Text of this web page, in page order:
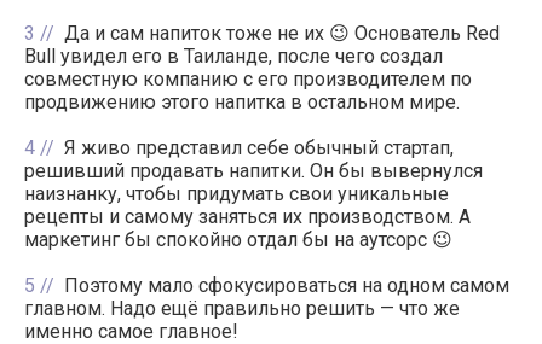
3
Да и сам напиток тоже не их 😉 Основатель Red
Bull увидел его в Таиланде, после чего создал
совместную компанию с его производителем по
продвижению этого напитка в остальном мире.
4
Я живо представил себе обычный стартап,
решивший продавать напитки. Он бы вывернулся
наизнанку, чтобы придумать свои уникальные
рецепты и самому заняться их производством. А
маркетинг бы спокойно отдал бы на аутсорс 😉
5
Поэтому мало сфокусироваться на одном самом
главном. Надо ещё правильно решить — что же
именно самое главное!